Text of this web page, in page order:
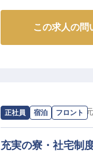
う。
※2025年12月16日時
四季折々の食材を活
きから仕込み、盛り
ーー【チームワーク
経験豊富な料理長の
業務も担当していた
この求人の問
正社員 宿泊 フロント
求人情報：鳴子温泉 湯
充実の寮・社宅制